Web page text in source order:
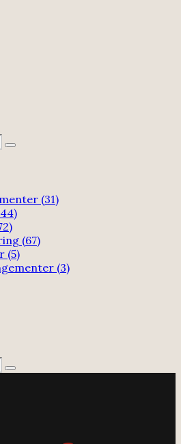
Search
(31)
(67)
(5)
(3)
Search